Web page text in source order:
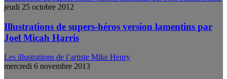
jeudi 25 octobre 2012
Illustrations de supers-héros version lamentins par
Joel Micah Harris
Les illustrations de l’artiste Mike Henry
mercredi 6 novembre 2013